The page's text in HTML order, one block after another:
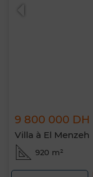
9 800 000 DH
Villa à El Menzeh
920 m²